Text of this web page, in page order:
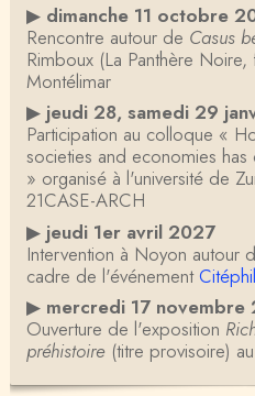
▶ dimanche 11 octobre
Rencontre autour de Casus
Rimboux (La Panthère Noire,
Montélimar
▶ jeudi 28, samedi 29
Participation au colloque «
societies and economies
» organisé à l'université de
21CASE-ARCH
▶ jeudi 1er avril 2027
Intervention à Noyon autour
cadre de l'événement
▶ mercredi 17 novembre
Ouverture de l'exposition
préhistoire(titre provisoire)